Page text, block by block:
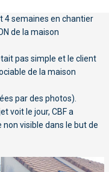
4 semaines en chantier
de la maison
pas simple et le client
de la maison
par des photos).
voit le jour, CBF a
visible dans le but de